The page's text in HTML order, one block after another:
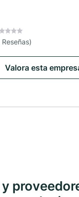
Reseñas)
Valora esta